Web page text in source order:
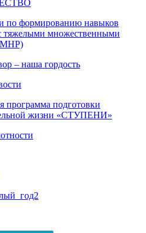
по формированию навыков
тяжелыми множественными
– наша гордость
программа подготовки
жизни «СТУПЕНИ»